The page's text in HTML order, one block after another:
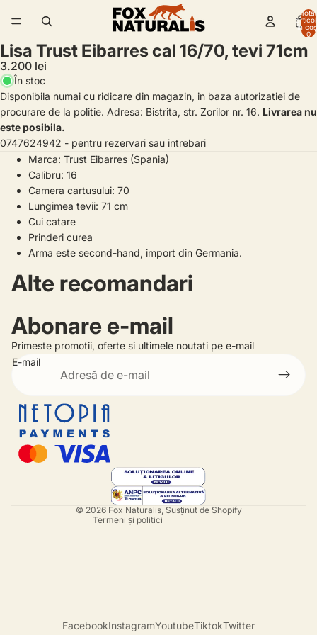
Total
în
0
Lisa Trust Eibarres cal 16/70, tevi 71cm
3.200 lei
În stoc
Disponibila numai cu ridicare din magazin, in baza autorizatiei de
procurare de la politie. Adresa: Bistrita, str. Zorilor nr. 16. Livrarea nu
este posibila.
0747624942 - pentru rezervari sau intrebari
Marca: Trust Eibarres (Spania)
Calibru: 16
Camera cartusului: 70
Lungimea tevii: 71 cm
Cui catare
Prinderi curea
Arma este second-hand, import din Germania.
Alte recomandari
Abonare e-mail
Primeste promotii, oferte si ultimele noutati pe e-mail
E-mail
© 2026 Fox Naturalis, Susținut de Shopify
Termeni și politici
Politica de rambursare
Politica de confidențialitate
Termeni de utilizare
Informații de contact
FacebookInstagramYoutubeTiktokTwitter